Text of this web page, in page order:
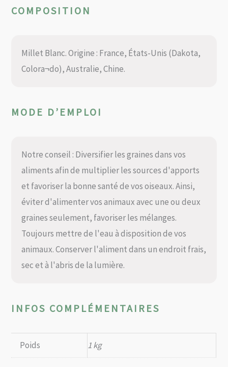
COMPOSITION
Millet Blanc. Origine : France, États-Unis (Dakota,
Colora¬do), Australie, Chine.
MODE D’EMPLOI
Notre conseil : Diversifier les graines dans vos
aliments afin de multiplier les sources d'apports
et favoriser la bonne santé de vos oiseaux. Ainsi,
éviter d'alimenter vos animaux avec une ou deux
graines seulement, favoriser les mélanges.
Toujours mettre de l'eau à disposition de vos
animaux. Conserver l'aliment dans un endroit frais,
sec et à l'abris de la lumière.
INFOS COMPLÉMENTAIRES
Poids 1 kg